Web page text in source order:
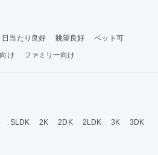
日当たり良好 眺望良好
ペット可
け ファミリー向け
SLDK 2K 2DK 2LDK 3K
3DK